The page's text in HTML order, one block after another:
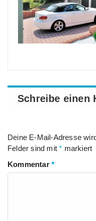
Schreibe einen
Deine E-Mail-Adresse
Felder sind mit* markiert
Kommentar *